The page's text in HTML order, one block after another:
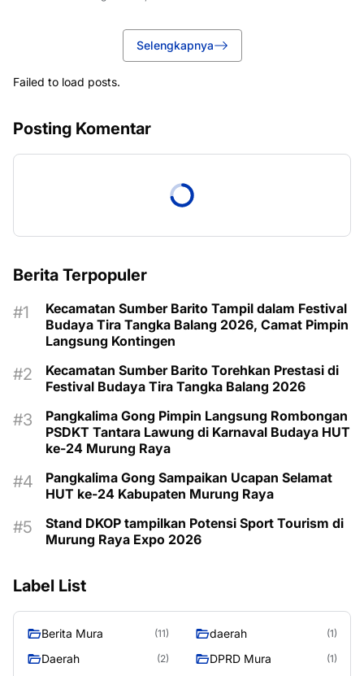
Selengkapnya
Failed to load posts.
Posting Komentar
Berita Terpopuler
Kecamatan Sumber Barito Tampil dalam Festival
Budaya Tira Tangka Balang 2026, Camat Pimpin
Langsung Kontingen
Kecamatan Sumber Barito Torehkan Prestasi di
Festival Budaya Tira Tangka Balang 2026
Pangkalima Gong Pimpin Langsung Rombongan
PSDKT Tantara Lawung di Karnaval Budaya HUT
ke-24 Murung Raya
Pangkalima Gong Sampaikan Ucapan Selamat
HUT ke-24 Kabupaten Murung Raya
Stand DKOP tampilkan Potensi Sport Tourism di
Murung Raya Expo 2026
Label List
Berita Mura (11) daerah (1)
Daerah (2) DPRD Mura (1)